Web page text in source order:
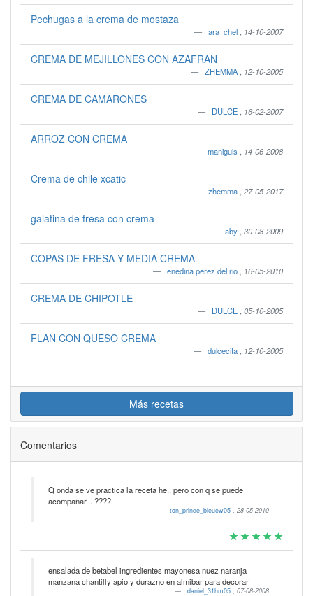
Pechugas a la crema de mostaza
ara_chel 14-10-2007
CREMA DE MEJILLONES CON AZAFRAN
ZHEMMA 12-10-2005
CREMA DE CAMARONES
DULCE 16-02-2007
ARROZ CON CREMA
maniguis 14-06-2008
Crema de chile xcatic
zhemma 27-05-2017
galatina de fresa con crema
aby 30-08-2009
COPAS DE FRESA Y MEDIA CREMA
enedina perez del rio 16-05-2010
CREMA DE CHIPOTLE
DULCE 05-10-2005
FLAN CON QUESO CREMA
dulcecita 12-10-2005
Más recetas
Comentarios
Q onda se ve practica la receta he.. pero con q se puede
acompañar... ????
ton_prince_bleuew05 , 28-05-2010
ensalada de betabel ingredientes mayonesa nuez naranja
manzana chantilly apio y durazno en almibar para decorar
daniel_31hm05 , 07-08-2008